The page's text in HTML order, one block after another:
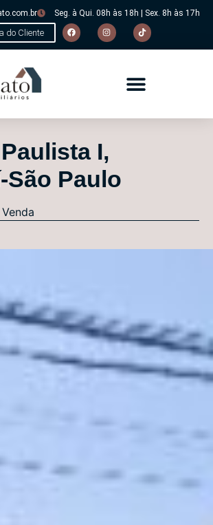
Seg. à Qui. 08h às 18h | Sex. 8h às 17h
do Cliente
I,
Paulo
Venda